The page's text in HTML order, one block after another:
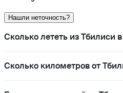
Нашли неточность?
Сколько лететь из Тбилиси
Сколько километров от